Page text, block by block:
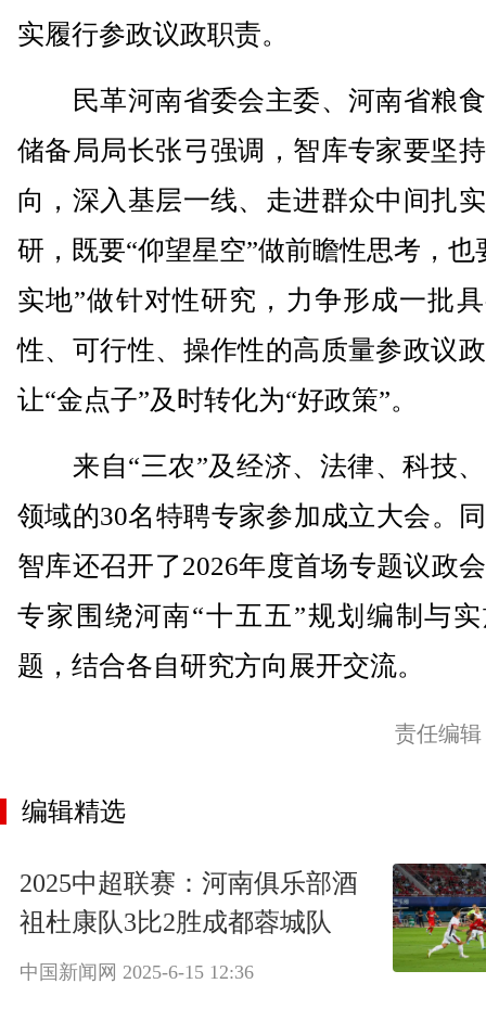
实履行参政议政职责。
民革河南省委会主委、河南省粮
储备局局长张弓强调，智库专家要坚
向，深入基层一线、走进群众中间扎
研，既要“仰望星空”做前瞻性思考，也
实地”做针对性研究，力争形成一批
性、可行性、操作性的高质量参政议
让“金点子”及时转化为“好政策”。
来自“三农”及经济、法律、科技
领域的30名特聘专家参加成立大会。
智库还召开了2026年度首场专题议政
专家围绕河南“十五五”规划编制与
题，结合各自研究方向展开交流。
责任编
编辑精选
2025中超联赛：河南俱乐部酒
祖杜康队3比2胜成都蓉城队
中国新闻网 2025-6-15 12:36